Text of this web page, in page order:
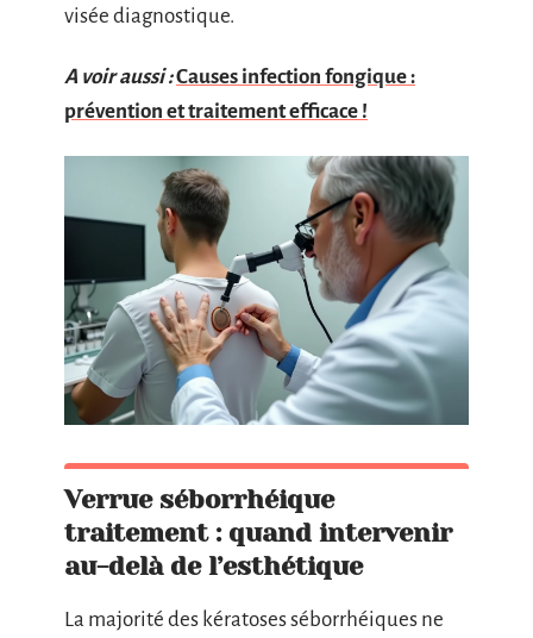
visée diagnostique.
A voir aussi :Causes infection fongique :
prévention et traitement efficace !
Verrue séborrhéique
traitement : quand intervenir
au-delà de l’esthétique
La majorité des kératoses séborrhéiques ne